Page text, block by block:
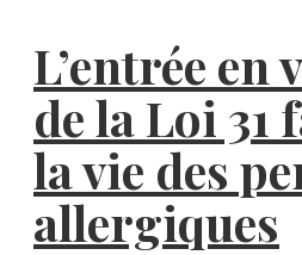
L’entrée en
de la Loi
la vie des
allergiques